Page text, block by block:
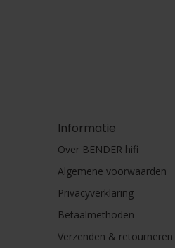
Informatie
Over BENDER hifi
Algemene voorwaarden
Privacyverklaring
Betaalmethoden
Verzenden & retourneren